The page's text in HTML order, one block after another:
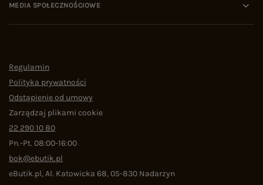
MEDIA SPOŁECZNOŚCIOWE
Regulamin
Polityka prywatności
Odstąpienie od umowy
Zarządzaj plikami cookie
22 290 10 80
Pn.-Pt. 08:00-16:00
bok@ebutik.pl
eButik.pl,Al. Katowicka 68,05-830 Nadarzyn